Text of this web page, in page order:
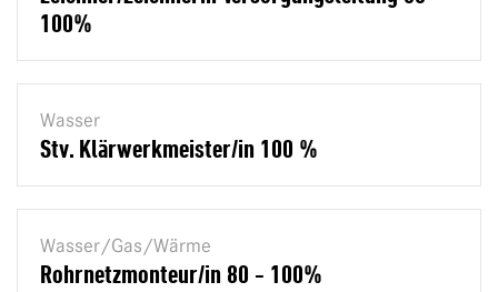
100%
Wasser
Stv. Klärwerkmeister/in 100 %
Wasser/Gas/Wärme
Rohrnetzmonteur/in 80 - 100%